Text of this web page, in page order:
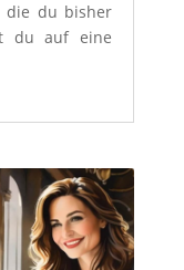
die du bisher
du auf eine